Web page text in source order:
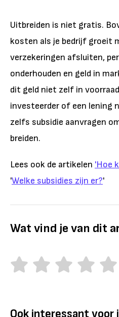
Uitbreiden is niet gratis.
kosten als je bedrijf groeit
verzekeringen afsluiten,
onderhouden en geld in
dit geld niet zelf in
investeerder of een lening
zelfs subsidie aanvragen
breiden.
Lees ook de artikelen 'Hoe
'Welke subsidies zijn er?'
Wat vind je van dit
Ook interessant voor